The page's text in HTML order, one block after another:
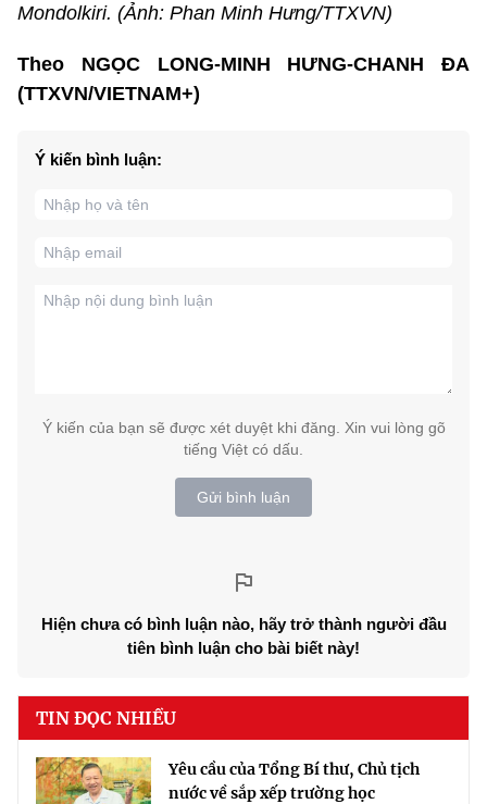
Mondolkiri. (Ảnh: Phan Minh Hưng/TTXVN)
Theo NGỌC LONG-MINH HƯNG-CHANH ĐA
(TTXVN/VIETNAM+)
Ý kiến bình luận:
Ý kiến của bạn sẽ được xét duyệt khi đăng. Xin vui lòng gõ
tiếng Việt có dấu.
Gửi bình luận
Hiện chưa có bình luận nào, hãy trở thành người đầu
tiên bình luận cho bài biết này!
TIN ĐỌC NHIỀU
Yêu cầu của Tổng Bí thư, Chủ tịch
nước về sắp xếp trường học